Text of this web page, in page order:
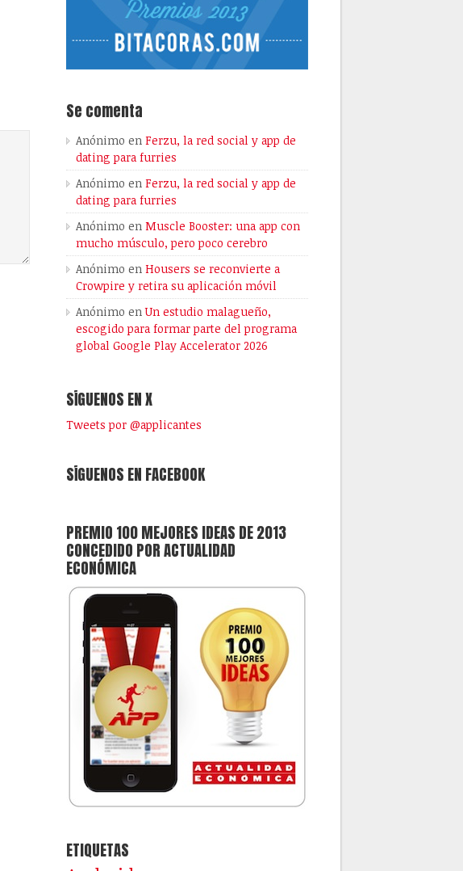
Se comenta
Anónimo en Ferzu, la red social y app de
dating para furries
Anónimo en Ferzu, la red social y app de
dating para furries
Anónimo en Muscle Booster: una app con
mucho músculo, pero poco cerebro
Anónimo en Housers se reconvierte a
Crowpire y retira su aplicación móvil
Anónimo enUn estudio malagueño,
escogido para formar parte del programa
global Google Play Accelerator 2026
SÍGUENOS EN X
Tweets por @applicantes
SÍGUENOS EN FACEBOOK
PREMIO 100 MEJORES IDEAS DE 2013
CONCEDIDO POR ACTUALIDAD
ECONÓMICA
ETIQUETAS